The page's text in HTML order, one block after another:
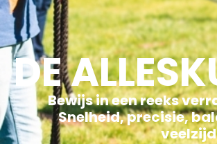
DE
Bewijs in een reeks
Snelheid, precisie,